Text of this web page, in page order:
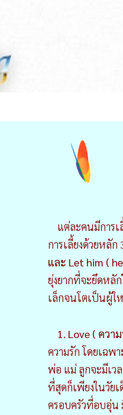
แต่ละคนมีการเ
การเลี้ยงด้วยหลัก
และ Let him (
ยุ่งยากที่จะยึดหลั
เล็กจนโตเป็นผู้
1. Love ( ควา
ความรัก โดยเฉพา
พ่อ แม่ ลูกจะมีเว
ที่สุดก็เพียงในวัย
ครอบครัวที่อบอุ่น